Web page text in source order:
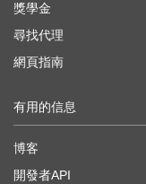
獎學金
尋找代理
網頁指南
有用的信息
博客
開發者API